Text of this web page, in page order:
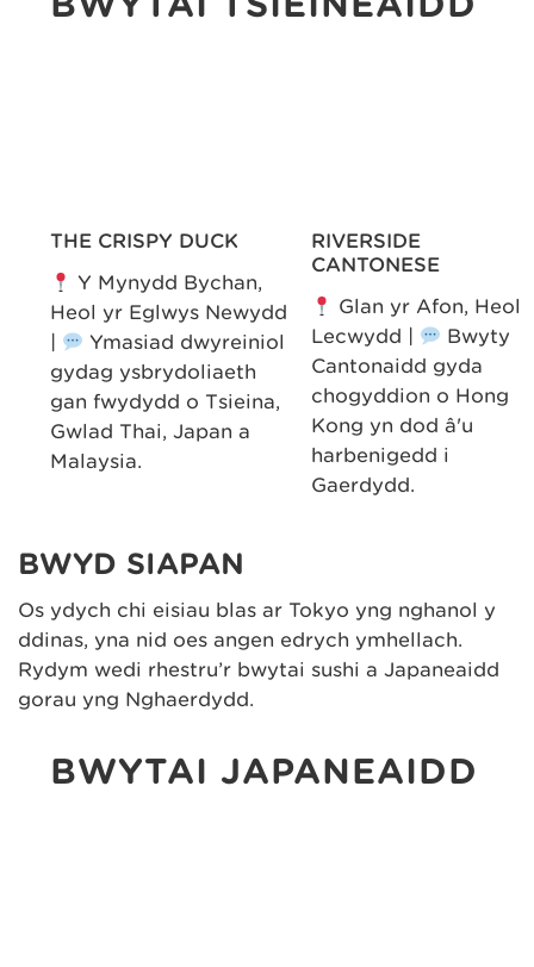
THE CRISPY DUCK
Y Mynydd Bychan,
Heol yr Eglwys Newydd
Ymasiad dwyreiniol
gydag ysbrydoliaeth
gan fwydydd o Tsieina,
Gwlad Thai, Japan a
Malaysia.
RIVERSIDE
CANTONESE
Glan yr Afon, Heol
Lecwydd |
Bwyty
Cantonaidd gyda
chogyddion o Hong
Kong yn dod â'u
harbenigedd i
Gaerdydd.
BWYD SIAPAN
Os ydych chi eisiau blas ar Tokyo yng nghanol y
ddinas, yna nid oes angen edrych ymhellach.
Rydym wedi rhestru’r bwytai sushi a Japaneaidd
gorau yng Nghaerdydd.
BWYTAI JAPANEAIDD